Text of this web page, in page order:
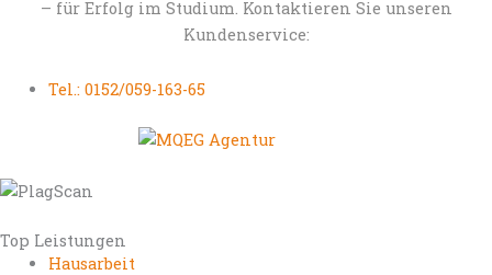
– für Erfolg im Studium. Kontaktieren Sie unseren
Kundenservice:
Tel.: 0152/059-163-65
Top Leistungen
Hausarbeit